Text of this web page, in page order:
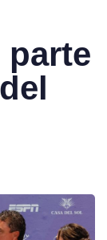
parte